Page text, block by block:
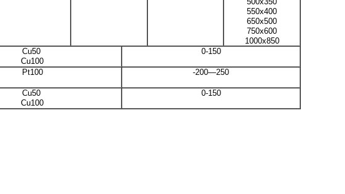
550x400
650x500
750x600
1000x850
Cu50
Cu100
0-150
Pt100 -200—250
Cu50
Cu100
0-150